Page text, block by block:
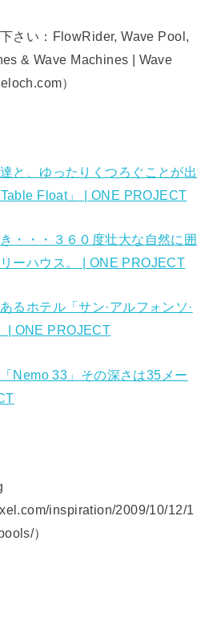
さい：FlowRider, Wave Pool,
& Wave Machines | Wave
）
と、ゆったりくつろぐことが出
Float」 | ONE PROJECT
・・・３６０度壮大な自然に囲
ーハウス。 | ONE PROJECT
るホテル「サン·アルフォンソ·
| ONE PROJECT
Nemo 33」その深さは35メー
inspiration/2009/10/12/1
）